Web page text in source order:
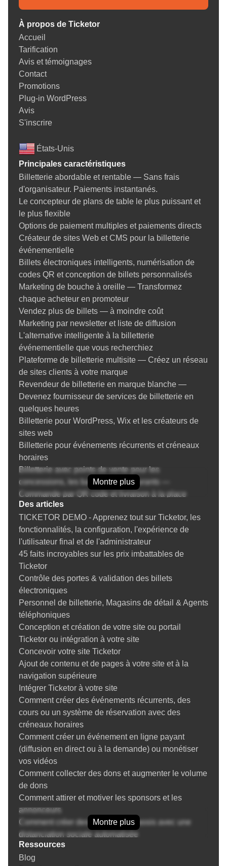
À propos de Ticketor
Accueil
Tarification
Avis et témoignages
Contact
Promotions
Plug-in WordPress
Avis
S'inscrire
États-Unis
Principales caractéristiques
Billetterie abordable et rentable — Sans frais
d'organisateur. Paiements instantanés.
Le concepteur de plans de table le plus puissant et
le plus flexible
Options de paiement multiples et paiements directs
Créateur de sites Web et CMS pour la billetterie
événementielle
Billets électroniques intelligents, numérisation de
codes QR et conception de billets personnalisés
Marketing de bouche à oreille — Transformez
chaque acheteur en promoteur
Vendez plus de billets — à moindre coût
Marketing par newsletter et liste de diffusion
L'alternative intelligente à la billetterie
événementielle que vous recherchiez
Plateforme de billetterie multisite — Créez un réseau
de sites clients à votre marque
Revendeur de billetterie en marque blanche —
Devenez fournisseur de services de billetterie en
quelques heures
Billetterie pour WordPress, Wix et les créateurs de
sites web
Billetterie pour événements récurrents et créneaux
horaires
Billetterie avec points de vente pour les
concessions, les bars et les restaurants —
Commande par QR code et livraison à la place
Augmentez vos revenus de billetterie grâce aux
options supplémentaires
Billetterie, dons et gestion des donateurs
Gestion de la réputation et des avis sur les billets
Coupons et codes promotionnels pour la billetterie
Cartes-cadeaux pour la billetterie — Vendez, utilisez
et augmentez vos revenus
Prévention de la fraude et protection contre les
rétrofacturations pour la billetterie événementielle
Instructions
Tout savoir sur la vente de billets en ligne, la mise en
place d'une billetterie et de votre site Ticketor
Créer un événement
Conseils pour créer un événement en ligne
Conception du plan de salle du lieu
Ajout/mise à jour des tickets
Conseils pour créer des événements avec une
distance de sécurité en raison de COVID-19
Création et gestion des lieux
Créer des événements récurrents et la réplication
d'événements
Abonnements de saison / Adhésion
Forfaits / Forfaits d'événements
Mise en place Groupe / Couple / Famille /
Occupation double / Billets Table entière
Événements sur plusieurs jours
Gestionnaire de Questions (Questions posées aux
acheteurs)
Intégration du processeur de paiement
Intégration PayPal
Montre plus
Des articles
TICKETOR DEMO - Apprenez tout sur Ticketor, les
fonctionnalités, la configuration, l'expérience de
l'utilisateur final et de l'administrateur
45 faits incroyables sur les prix imbattables de
Ticketor
Contrôle des portes & validation des billets
électroniques
Personnel de billetterie, Magasins de détail & Agents
téléphoniques
Conception et création de votre site ou portail
Ticketor ou intégration à votre site
Concevoir votre site Ticketor
Ajout de contenu et de pages à votre site et à la
navigation supérieure
Intégrer Ticketor à votre site
Comment créer des événements récurrents, des
cours ou un système de réservation avec des
créneaux horaires
Comment créer un événement en ligne payant
(diffusion en direct ou à la demande) ou monétiser
vos vidéos
Comment collecter des dons et augmenter le volume
de dons
Comment attirer et motiver les sponsors et les
annonceurs
Comment créer des événements assis avec une
distanciation sociale automatisée
Tout sur les abonnements de saison et les
abonnements pour les théâtres et le sports :
Montre plus
Ressources
Blog